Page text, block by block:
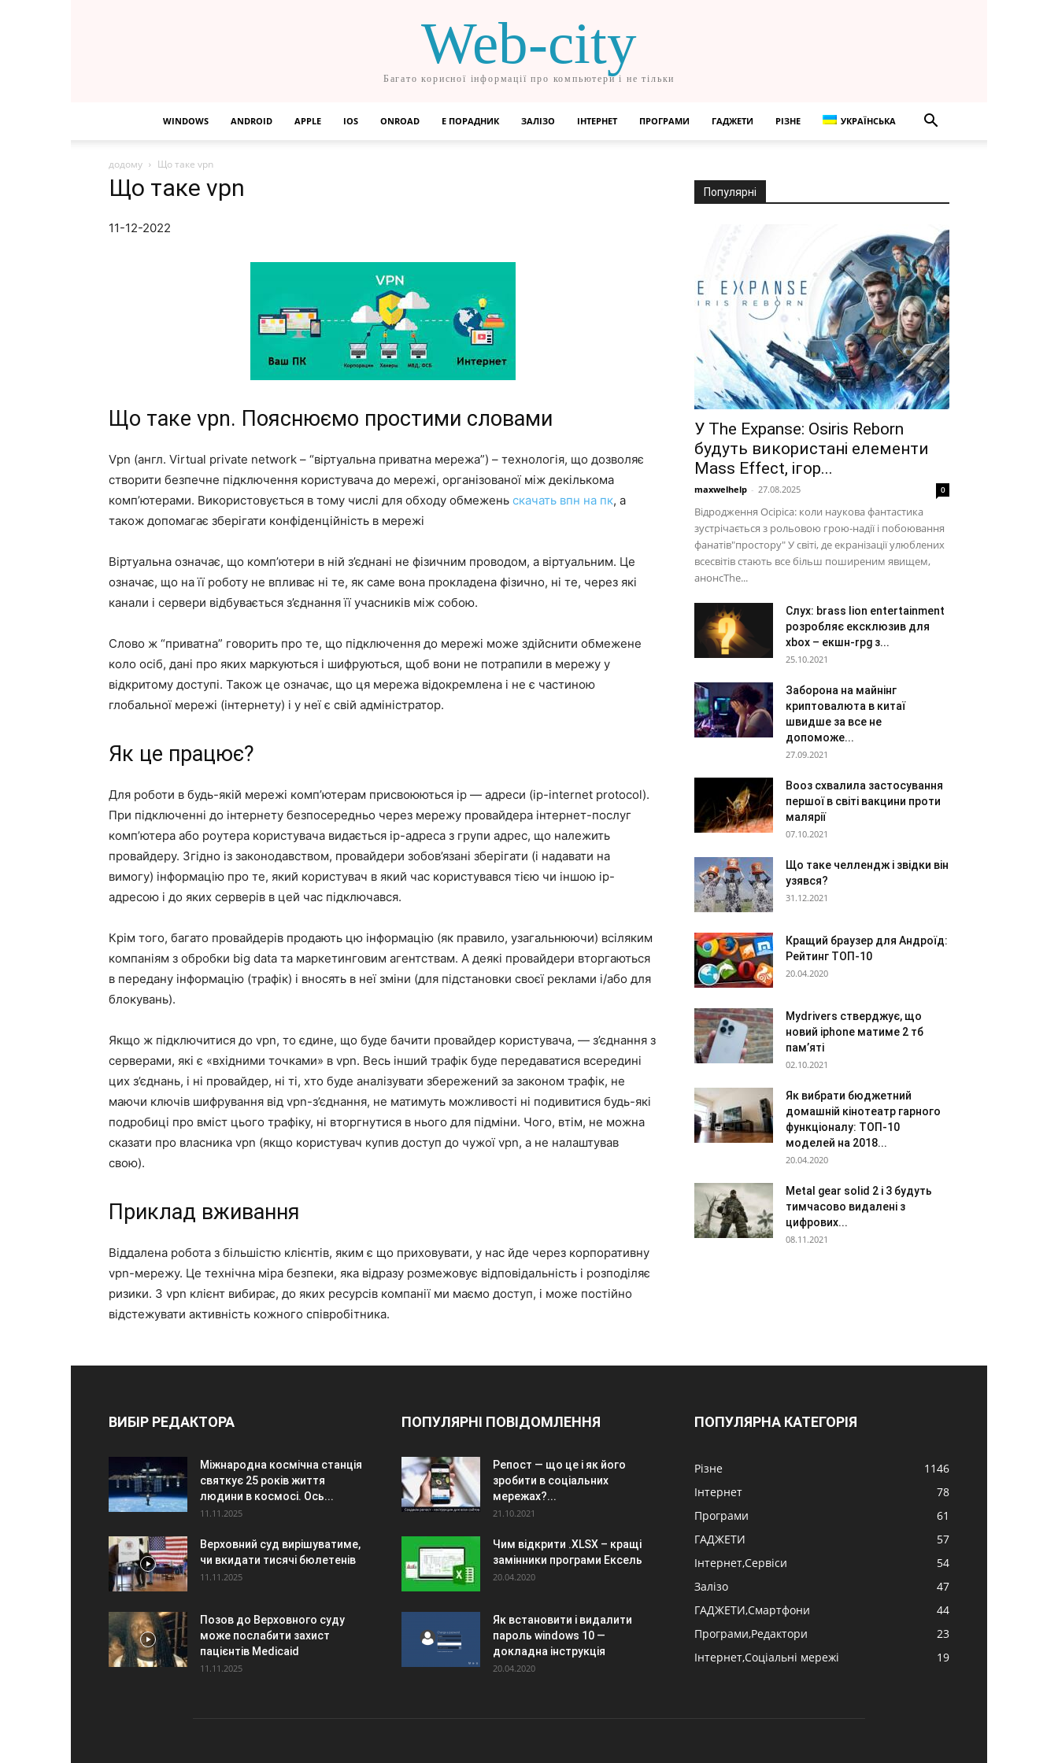
Web-city
Багато корисної інформації про компьютери і не тільки
WINDOWS ANDROID APPLE IOS ONROAD Е ПОРАДНИК ЗАЛІЗО ІНТЕРНЕТ ПРОГРАМИ ГАДЖЕТИ РІЗНЕ УКРАЇНСЬКА
додому Що таке vpn
Що таке vpn
11-12-2022
Що таке vpn. Пояснюємо простими словами
Vpn (англ. Virtual private network – “віртуальна приватна мережа”) – технологія, що дозволяє
створити безпечне підключення користувача до мережі, організованої між декількома
комп’ютерами. Використовується в тому числі для обходу обмежень скачать впн на пк, а
також допомагає зберігати конфіденційність в мережі
Віртуальна означає, що комп’ютери в ній з’єднані не фізичним проводом, а віртуальним. Це
означає, що на її роботу не впливає ні те, як саме вона прокладена фізично, ні те, через які
канали і сервери відбувається з’єднання її учасників між собою.
Слово ж “приватна” говорить про те, що підключення до мережі може здійснити обмежене
коло осіб, дані про яких маркуються і шифруються, щоб вони не потрапили в мережу у
відкритому доступі. Також це означає, що ця мережа відокремлена і не є частиною
глобальної мережі (інтернету) і у неї є свій адміністратор.
Як це працює?
Для роботи в будь-якій мережі комп’ютерам присвоюються ip — адреси (ip-internet protocol).
При підключенні до інтернету безпосередньо через мережу провайдера інтернет-послуг
комп’ютера або роутера користувача видається ip-адреса з групи адрес, що належить
провайдеру. Згідно із законодавством, провайдери зобов’язані зберігати (і надавати на
вимогу) інформацію про те, який користувач в який час користувався тією чи іншою ip-
адресою і до яких серверів в цей час підключався.
Крім того, багато провайдерів продають цю інформацію (як правило, узагальнюючи) всіляким
компаніям з обробки big data та маркетинговим агентствам. А деякі провайдери вторгаються
в передану інформацію (трафік) і вносять в неї зміни (для підстановки своєї реклами і/або для
блокувань).
Якщо ж підключитися до vpn, то єдине, що буде бачити провайдер користувача, — з’єднання з
серверами, які є «вхідними точками» в vpn. Весь інший трафік буде передаватися всередині
цих з’єднань, і ні провайдер, ні ті, хто буде аналізувати збережений за законом трафік, не
маючи ключів шифрування від vpn-з’єднання, не матимуть можливості ні подивитися будь-які
подробиці про вміст цього трафіку, ні вторгнутися в нього для підміни. Чого, втім, не можна
сказати про власника vpn (якщо користувач купив доступ до чужої vpn, а не налаштував
свою).
Приклад вживання
Віддалена робота з більшістю клієнтів, яким є що приховувати, у нас йде через корпоративну
vpn-мережу. Це технічна міра безпеки, яка відразу розмежовує відповідальність і розподіляє
ризики. З vpn клієнт вибирає, до яких ресурсів компанії ми маємо доступ, і може постійно
відстежувати активність кожного співробітника.
Популярні
У The Expanse: Osiris Reborn
будуть використані елементи
Mass Effect, ігор...
maxwelhelp - 27.08.2025 0
Відродження Осіріса: коли наукова фантастика
зустрічається з рольовою грою-надії і побоювання
фанатів"простору" У світі, де екранізації улюблених
всесвітів стають все більш поширеним явищем,
анонсThe...
Слух: brass lion entertainment
розробляє ексклюзив для
xbox – екшн-rpg з...
25.10.2021
Заборона на майнінг
криптовалюта в китаї
швидше за все не
допоможе...
27.09.2021
Вооз схвалила застосування
першої в світі вакцини проти
малярії
07.10.2021
Що таке челлендж і звідки він
узявся?
31.12.2021
Кращий браузер для Андроїд:
Рейтинг ТОП-10
20.04.2020
Mydrivers стверджує, що
новий iphone матиме 2 тб
пам’яті
02.10.2021
Як вибрати бюджетний
домашній кінотеатр гарного
функціоналу: ТОП-10
моделей на 2018...
20.04.2020
Metal gear solid 2 і 3 будуть
тимчасово видалені з
цифрових...
08.11.2021
ВИБІР РЕДАКТОРА
Міжнародна космічна станція
святкує 25 років життя
людини в космосі. Ось...
11.11.2025
Верховний суд вирішуватиме,
чи вкидати тисячі бюлетенів
11.11.2025
Позов до Верховного суду
може послабити захист
пацієнтів Medicaid
11.11.2025
ПОПУЛЯРНІ ПОВІДОМЛЕННЯ
Репост — що це і як його
зробити в соціальних
мережах?...
21.10.2021
Чим відкрити .XLSX – кращі
замінники програми Ексель
20.04.2020
Як встановити і видалити
пароль windows 10 —
докладна інструкція
20.04.2020
ПОПУЛЯРНА КАТЕГОРІЯ
Різне
1146
Інтернет
78
Програми
61
ГАДЖЕТИ
57
Інтернет,Сервіси
54
Залізо
47
ГАДЖЕТИ,Смартфони
44
Програми,Редактори
23
Інтернет,Соціальні мережі
19